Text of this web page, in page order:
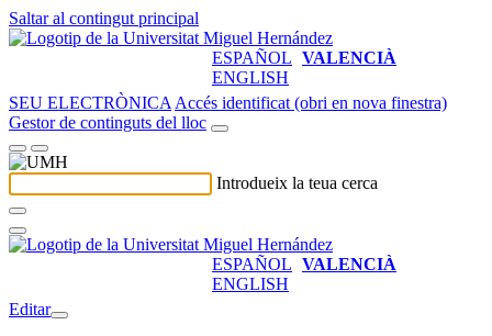
Saltar al contingut principal
ESPAÑOL VALENCIÀ
ENGLISH
SEU ELECTRÒNICA Accés identificat (obri en nova finestra)
Gestor de continguts del lloc
Introdueix la teua cerca
ESPAÑOL VALENCIÀ
ENGLISH
Editar